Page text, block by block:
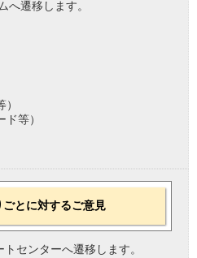
へ遷移します。
ド等）
とに対するご意見
センターへ遷移します。